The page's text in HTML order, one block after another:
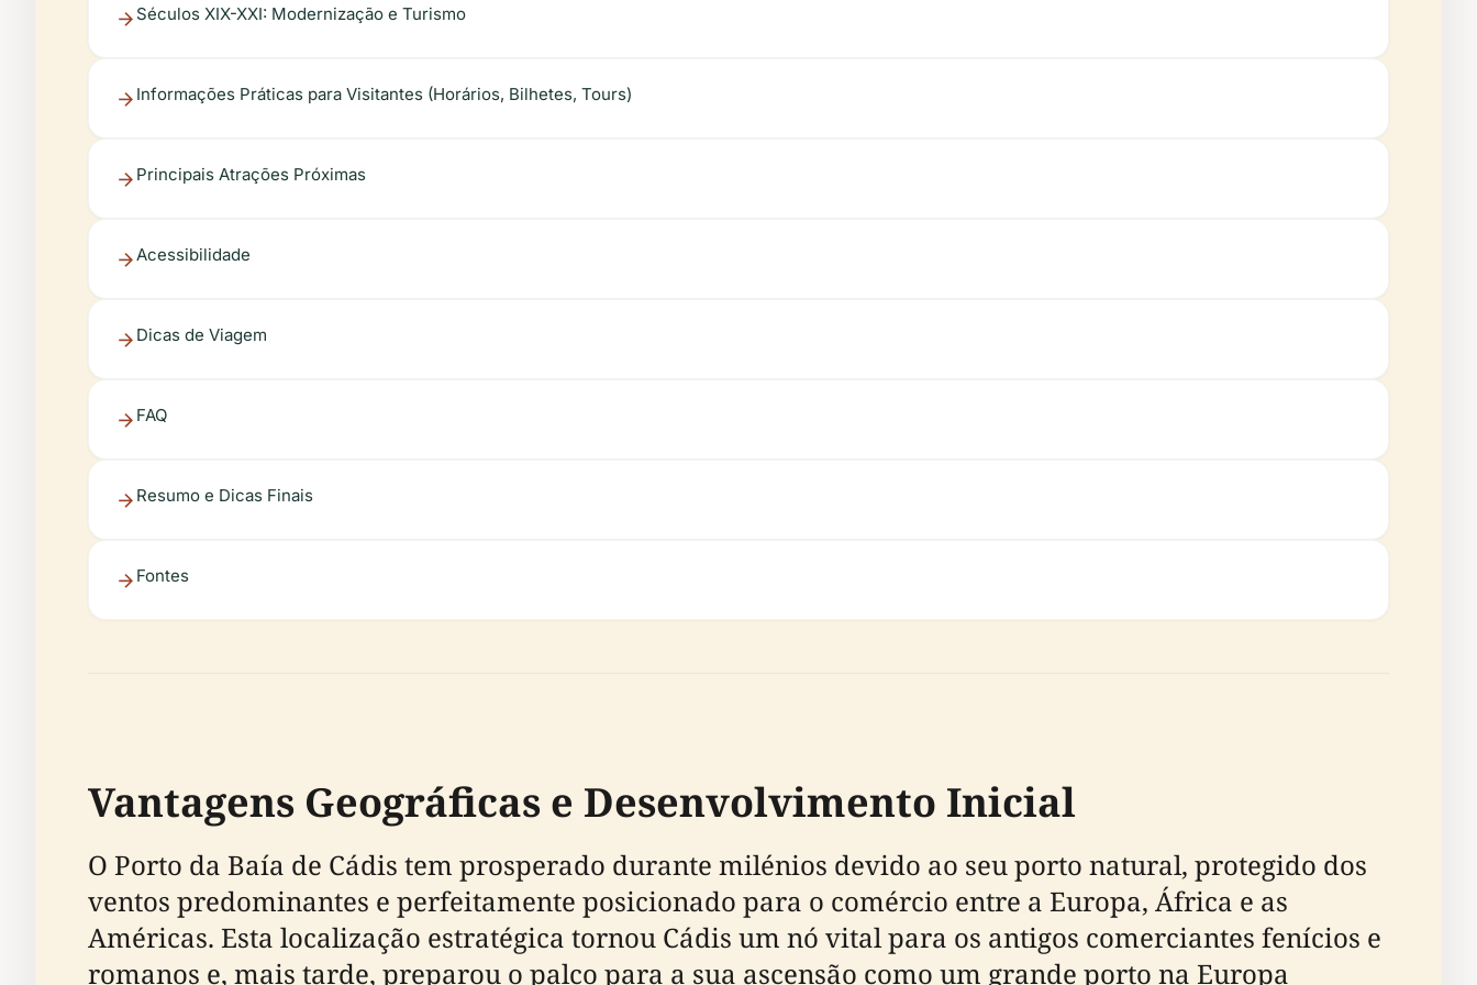
Séculos XIX-XXI: Modernização e Turismo
Informações Práticas para Visitantes (Horários, Bilhetes, Tours)
Principais Atrações Próximas
Acessibilidade
Dicas de Viagem
FAQ
Resumo e Dicas Finais
Fontes
Vantagens Geográficas e Desenvolvimento Inicial
O Porto da Baía de Cádis tem prosperado durante milénios devido ao seu porto natural, protegido dos
ventos predominantes e perfeitamente posicionado para o comércio entre a Europa, África e as
Américas. Esta localização estratégica tornou Cádis um nó vital para os antigos comerciantes fenícios e
romanos e, mais tarde, preparou o palco para a sua ascensão como um grande porto na Europa